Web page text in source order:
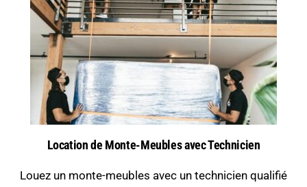
Location de Monte-Meubles avec Technicien
Louez un monte-meubles avec un technicien qualifié